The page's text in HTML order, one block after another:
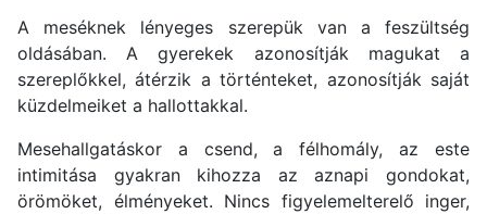
A meséknek lényeges szerepük van a feszültség
oldásában. A gyerekek azonosítják magukat a
szereplőkkel, átérzik a történteket, azonosítják saját
küzdelmeiket a hallottakkal.
Mesehallgatáskor a csend, a félhomály, az este
intimitása gyakran kihozza az aznapi gondokat,
örömöket, élményeket. Nincs figyelemelterelő inger,